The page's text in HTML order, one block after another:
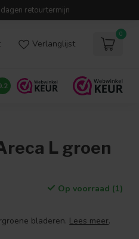
dagen retourtermijn
Verlanglijst
0
L groen
Op voorraad (1)
bladeren. Lees meer.